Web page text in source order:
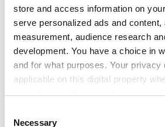
store and access information on
serve personalized ads and content,
measurement, audience research
development. You have a choice in
and for what purposes. Your privacy
applicable on this digital property
your choices. You can change or
the Privacy trigger icon.
Selection
Necessary
Via de optie 'Opmaak' rechts bovenin kun
dashboard wijzigen. Hier kun je: